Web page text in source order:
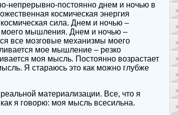
непрерывно-постоянно днем и ночью в
космическая энергия
сила. Днем и ночью –
моего мышления. Днем и ночью –
все мозговые механизмы моего
мое мышление – резко
моя мысль. Постоянно возрастает
Я стараюсь это как можно глубже
материализации. Все, что я
я говорю: моя мысль всесильна.